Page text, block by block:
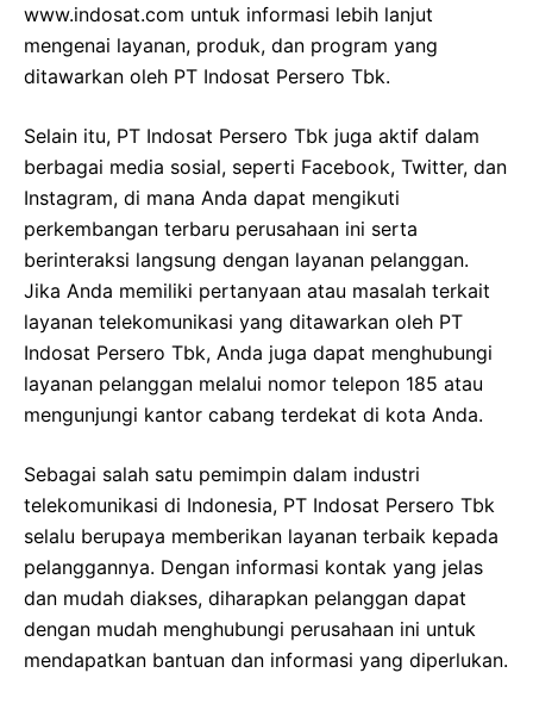
www.indosat.com untuk informasi lebih lanjut
mengenai layanan, produk, dan program yang
ditawarkan oleh PT Indosat Persero Tbk.
Selain itu, PT Indosat Persero Tbk juga aktif dalam
berbagai media sosial, seperti Facebook, Twitter, dan
Instagram, di mana Anda dapat mengikuti
perkembangan terbaru perusahaan ini serta
berinteraksi langsung dengan layanan pelanggan.
Jika Anda memiliki pertanyaan atau masalah terkait
layanan telekomunikasi yang ditawarkan oleh PT
Indosat Persero Tbk, Anda juga dapat menghubungi
layanan pelanggan melalui nomor telepon 185 atau
mengunjungi kantor cabang terdekat di kota Anda.
Sebagai salah satu pemimpin dalam industri
telekomunikasi di Indonesia, PT Indosat Persero Tbk
selalu berupaya memberikan layanan terbaik kepada
pelanggannya. Dengan informasi kontak yang jelas
dan mudah diakses, diharapkan pelanggan dapat
dengan mudah menghubungi perusahaan ini untuk
mendapatkan bantuan dan informasi yang diperlukan.